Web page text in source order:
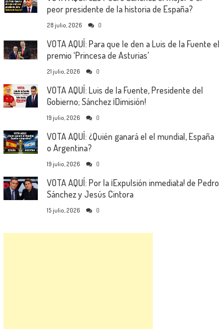
peor presidente de la historia de España?
28 julio, 2026 0
VOTA AQUÍ: Para que le den a Luis de la Fuente el
premio ‘Princesa de Asturias’
21 julio, 2026 0
VOTA AQUÍ: Luis de la Fuente, Presidente del
Gobierno; Sánchez ¡Dimisión!
19 julio, 2026 0
VOTA AQUÍ: ¿Quién ganará el el mundial, España
o Argentina?
19 julio, 2026 0
VOTA AQUÍ: Por la ¡Expulsión inmediata! de Pedro
Sánchez y Jesús Cintora
15 julio, 2026 0